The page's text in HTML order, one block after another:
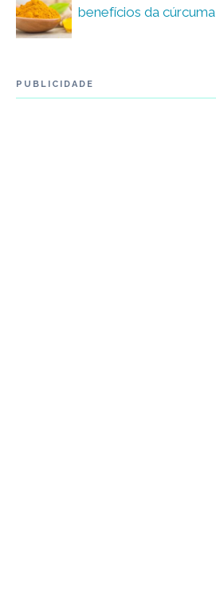
benefícios da cúrcuma
PUBLICIDADE